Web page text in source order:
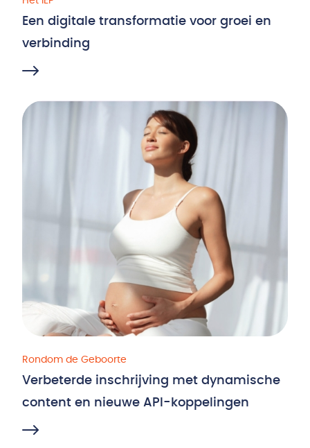
Een digitale transformatie voor groei en
verbinding
Rondom de Geboorte
Verbeterde inschrijving met dynamische
content en nieuwe API-koppelingen